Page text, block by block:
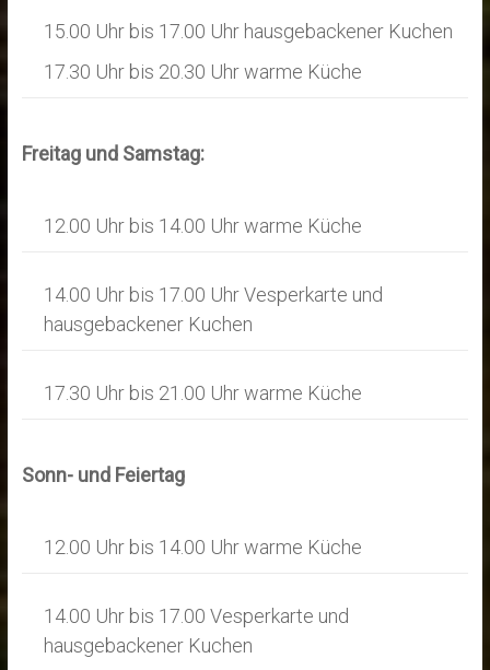
15.00 Uhr bis 17.00 Uhr hausgebackener Kuchen
17.30 Uhr bis 20.30 Uhr warme Küche
Freitag und Samstag:
12.00 Uhr bis 14.00 Uhr warme Küche
14.00 Uhr bis 17.00 Uhr Vesperkarte und
hausgebackener Kuchen
17.30 Uhr bis 21.00 Uhr warme Küche
Sonn- und Feiertag
12.00 Uhr bis 14.00 Uhr warme Küche
14.00 Uhr bis 17.00 Vesperkarte und
hausgebackener Kuchen